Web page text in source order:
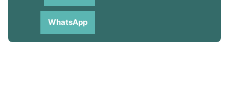
WhatsApp